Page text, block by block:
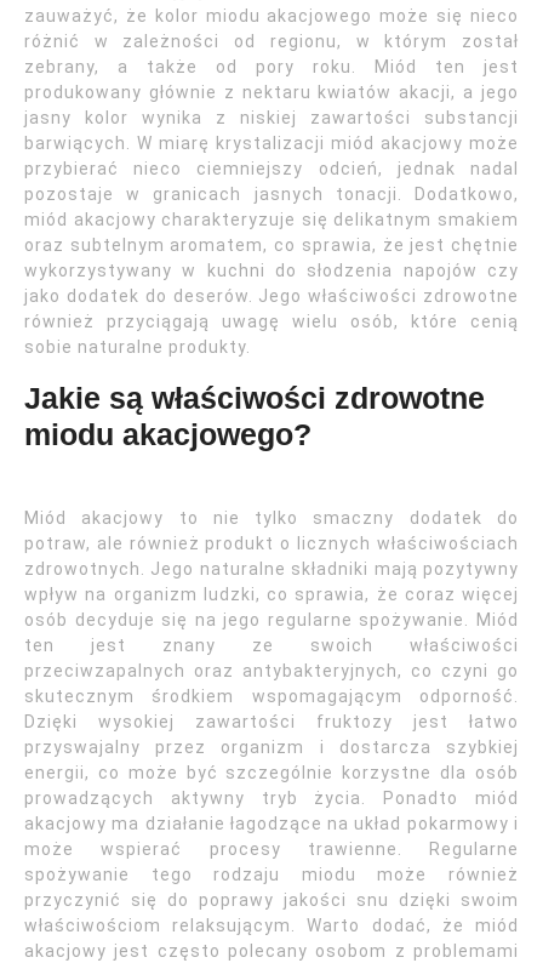
zauważyć, że kolor miodu akacjowego może się nieco
różnić w zależności od regionu, w którym został
zebrany, a także od pory roku. Miód ten jest
produkowany głównie z nektaru kwiatów akacji, a jego
jasny kolor wynika z niskiej zawartości substancji
barwiących. W miarę krystalizacji miód akacjowy może
przybierać nieco ciemniejszy odcień, jednak nadal
pozostaje w granicach jasnych tonacji. Dodatkowo,
miód akacjowy charakteryzuje się delikatnym smakiem
oraz subtelnym aromatem, co sprawia, że jest chętnie
wykorzystywany w kuchni do słodzenia napojów czy
jako dodatek do deserów. Jego właściwości zdrowotne
również przyciągają uwagę wielu osób, które cenią
sobie naturalne produkty.
Jakie są właściwości zdrowotne
miodu akacjowego?
Miód akacjowy to nie tylko smaczny dodatek do
potraw, ale również produkt o licznych właściwościach
zdrowotnych. Jego naturalne składniki mają pozytywny
wpływ na organizm ludzki, co sprawia, że coraz więcej
osób decyduje się na jego regularne spożywanie. Miód
ten jest znany ze swoich właściwości
przeciwzapalnych oraz antybakteryjnych, co czyni go
skutecznym środkiem wspomagającym odporność.
Dzięki wysokiej zawartości fruktozy jest łatwo
przyswajalny przez organizm i dostarcza szybkiej
energii, co może być szczególnie korzystne dla osób
prowadzących aktywny tryb życia. Ponadto miód
akacjowy ma działanie łagodzące na układ pokarmowy i
może wspierać procesy trawienne. Regularne
spożywanie tego rodzaju miodu może również
przyczynić się do poprawy jakości snu dzięki swoim
właściwościom relaksującym. Warto dodać, że miód
akacjowy jest często polecany osobom z problemami